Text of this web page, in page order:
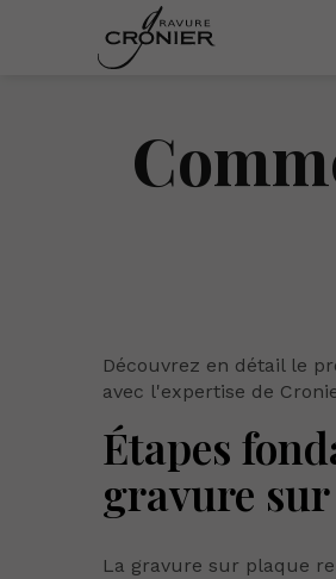
Découvrez en détail le
avec l'expertise de
Étapes
gravure
La gravure sur plaque